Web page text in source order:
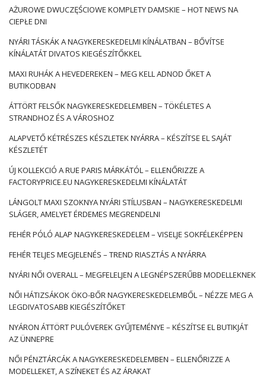
Színes trendek a szezon ruházati
nagykereskedelmi – must haves
Pantone
Abban a pillanatban, amikor a divatvilág vár, vagyis az ítélet –
milyen színek …
AŻUROWE DWUCZĘŚCIOWE KOMPLETY DAMSKIE – HOT NEWS NA
CIEPŁE DNI
NYÁRI TÁSKÁK A NAGYKERESKEDELMI KÍNÁLATBAN – BŐVÍTSE
KÍNÁLATÁT DIVATOS KIEGÉSZÍTŐKKEL
MAXI RUHÁK A HEVEDEREKEN – MEG KELL ADNOD ŐKET A
BUTIKODBAN
ÁTTÖRT FELSŐK NAGYKERESKEDELEMBEN – TÖKÉLETES A
STRANDHOZ ÉS A VÁROSHOZ
ALAPVETŐ KÉTRÉSZES KÉSZLETEK NYÁRRA – KÉSZÍTSE EL SAJÁT
KÉSZLETÉT
ÚJ KOLLEKCIÓ A RUE PARIS MÁRKÁTÓL – ELLENŐRIZZE A
FACTORYPRICE.EU NAGYKERESKEDELMI KÍNÁLATÁT
LÁNGOLT MAXI SZOKNYA NYÁRI STÍLUSBAN – NAGYKERESKEDELMI
SLÁGER, AMELYET ÉRDEMES MEGRENDELNI
FEHÉR PÓLÓ ALAP NAGYKERESKEDELEM – VISELJE SOKFÉLEKÉPPEN
FEHÉR TELJES MEGJELENÉS – TREND RIASZTÁS A NYÁRRA
NYÁRI NŐI OVERALL – MEGFELELJEN A LEGNÉPSZERŰBB MODELLEKNEK
NŐI HÁTIZSÁKOK ÖKO-BŐR NAGYKERESKEDELEMBŐL – NÉZZE MEG A
LEGDIVATOSABB KIEGÉSZÍTŐKET
NYÁRON ÁTTÖRT PULÓVEREK GYŰJTEMÉNYE – KÉSZÍTSE EL BUTIKJÁT
AZ ÜNNEPRE
NŐI PÉNZTÁRCÁK A NAGYKERESKEDELEMBEN – ELLENŐRIZZE A
MODELLEKET, A SZÍNEKET ÉS AZ ÁRAKAT